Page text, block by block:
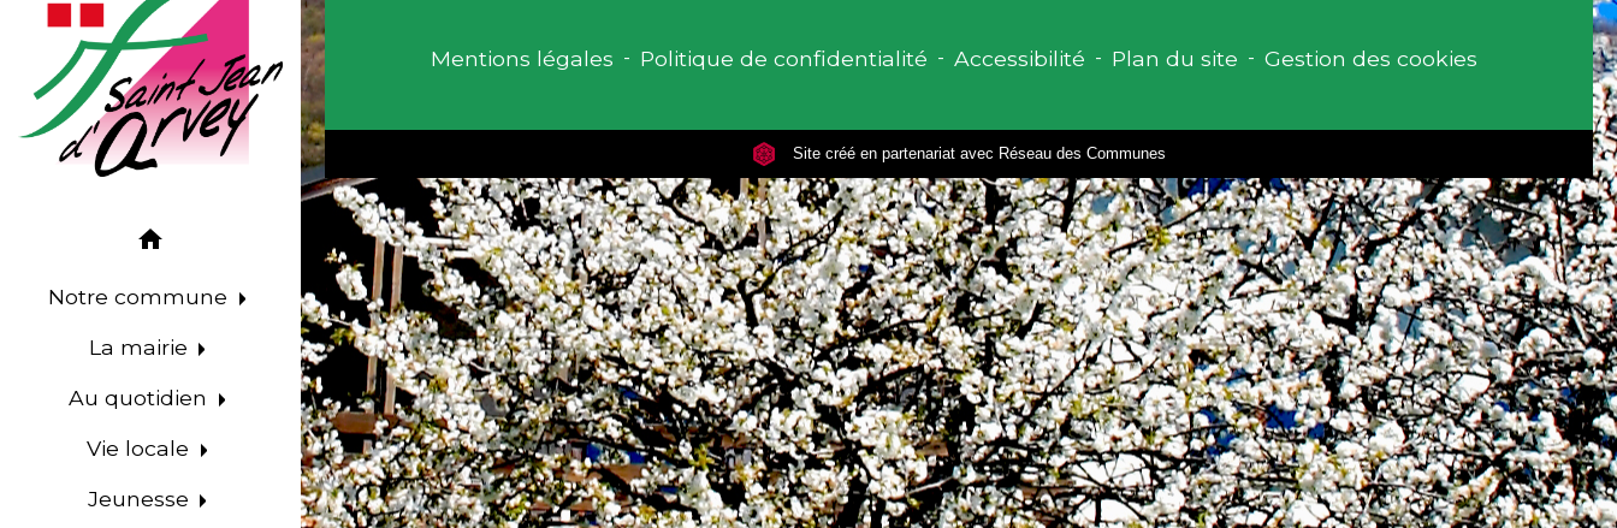
home
Notre commune
La mairie
Au quotidien
Vie locale
Jeunesse
Mentions légales - Politique de confidentialité - Accessibilité - Plan du site - Gestion des cookies
Site créé en partenariat avec Réseau des Communes